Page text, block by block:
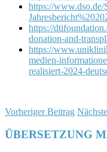
https://
https://
donation-and-
https://
medien-
realisiert-2024-
Vorheriger Beitrag
ÜBERSETZUNG